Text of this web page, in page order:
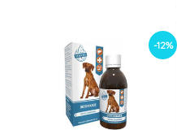
bohatý na vitamíny, minerály
a další cenné látky, které
slouží k podpoře při akutních
i chronických zánětech.
Lichořeřišnice větší - jedná
se o účinné rostlinné
-12%